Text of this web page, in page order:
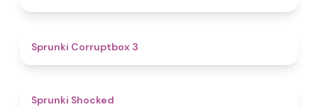
Sprunki Corruptbox 3
Sprunki Shocked